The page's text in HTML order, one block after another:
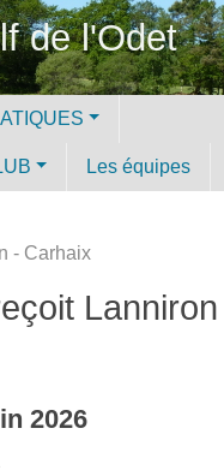
de l'Odet
Les équipes
- Carhaix
Lanniron
2026